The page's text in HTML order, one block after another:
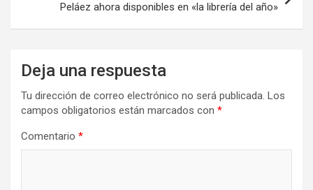
Peláez ahora disponibles en «la librería del año»
Deja una respuesta
Tu dirección de correo electrónico no será publicada. Los
campos obligatorios están marcados con *
Comentario *